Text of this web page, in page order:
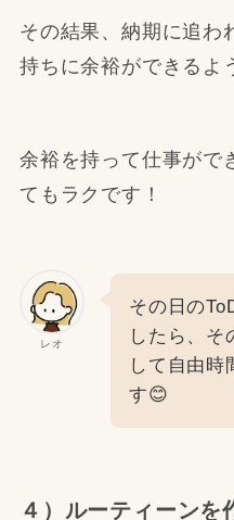
その結果、納期に追わ
持ちに余裕ができるよ
余裕を持って仕事がで
てもラクです！
レオ
その日の
したら、そ
して自由時
す😊
４）ルーティーンを